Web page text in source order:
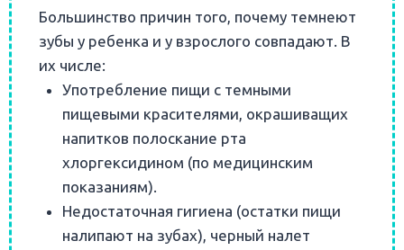
Большинство причин того, почему темнеют
зубы у ребенка и у взрослого совпадают. В
их числе:
Употребление пищи с темными
пищевыми красителями, окрашиващих
напитков полоскание рта
хлоргексидином (по медицинским
показаниям).
Недостаточная гигиена (остатки пищи
налипают на зубах), черный налет